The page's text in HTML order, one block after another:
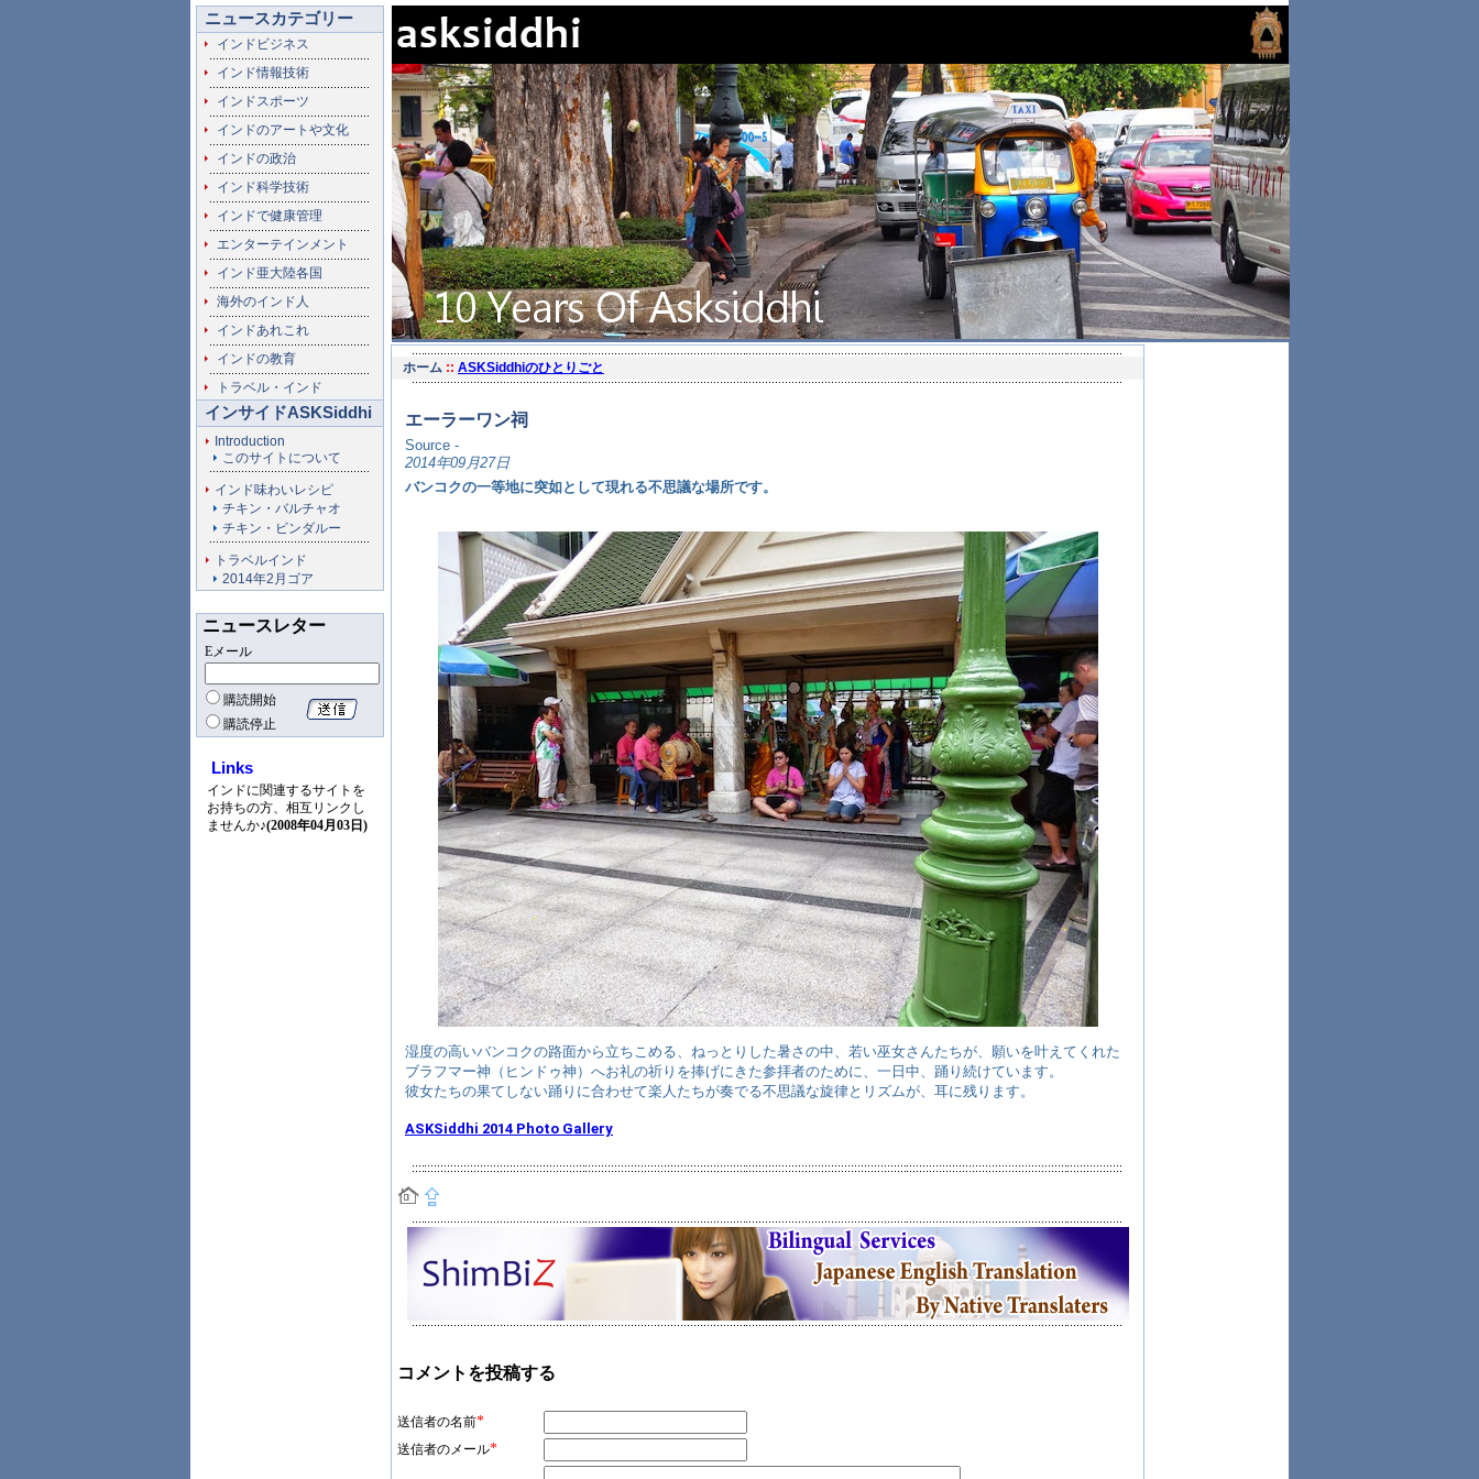
ニュースカテゴリー
インドビジネス
インド情報技術
インドスポーツ
インドのアートや文化
インドの政治
インド科学技術
インドで健康管理
エンターテインメント
インド亜大陸各国
海外のインド人
インドあれこれ
インドの教育
トラベル・インド
インサイドASKSiddhi
Introduction
このサイトについて
インド味わいレシピ
チキン・バルチャオ
チキン・ビンダルー
トラベルインド
2014年2月ゴア
ニュースレター
Eメール
購読開始
購読停止
Links
インドに関連するサイトを
お持ちの方、相互リンクし
ませんか♪(2008年04月03日)
ホーム :: ASKSiddhiのひとりごと
エーラーワン祠
Source -
2014年09月27日
バンコクの一等地に突如として現れる不思議な場所です。
湿度の高いバンコクの路面から立ちこめる、ねっとりした暑さの中、若い巫女さんたちが、願いを叶えてくれた
ブラフマー神（ヒンドゥ神）へお礼の祈りを捧げにきた参拝者のために、一日中、踊り続けています。
彼女たちの果てしない踊りに合わせて楽人たちが奏でる不思議な旋律とリズムが、耳に残ります。
ASKSiddhi 2014 Photo Gallery
コメントを投稿する
送信者の名前*
送信者のメール*